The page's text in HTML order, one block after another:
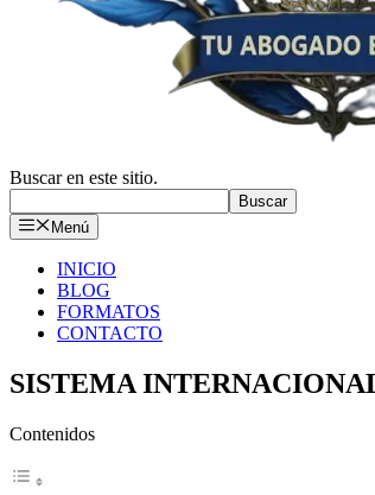
Buscar en este sitio.
Buscar
Menú
INICIO
BLOG
FORMATOS
CONTACTO
SISTEMA
Contenidos